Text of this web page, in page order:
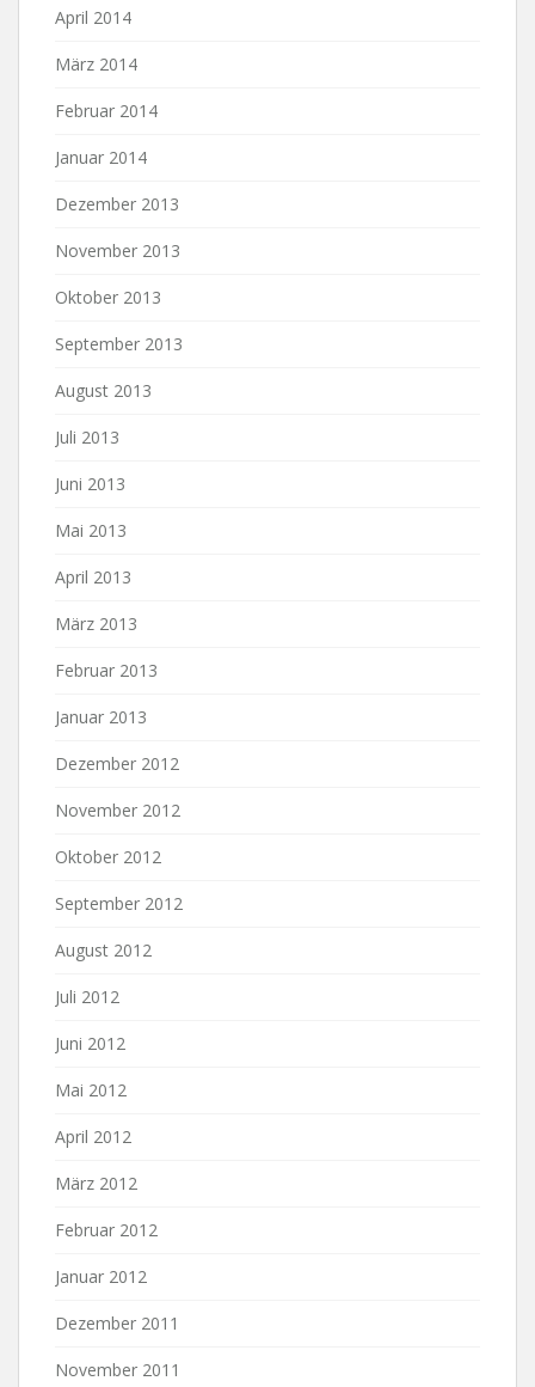
April 2014
März 2014
Februar 2014
Januar 2014
Dezember 2013
November 2013
Oktober 2013
September 2013
August 2013
Juli 2013
Juni 2013
Mai 2013
April 2013
März 2013
Februar 2013
Januar 2013
Dezember 2012
November 2012
Oktober 2012
September 2012
August 2012
Juli 2012
Juni 2012
Mai 2012
April 2012
März 2012
Februar 2012
Januar 2012
Dezember 2011
November 2011